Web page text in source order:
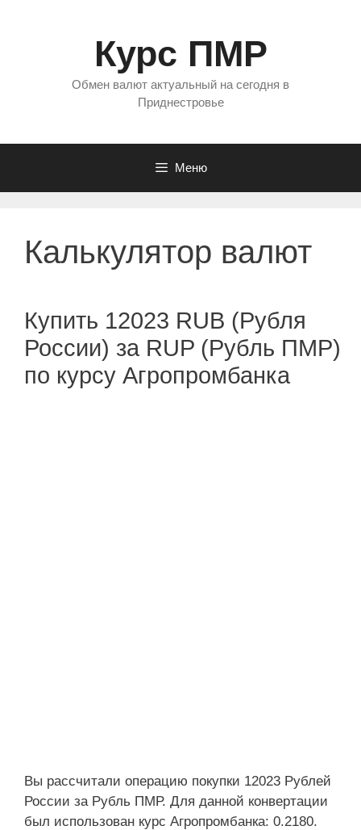
Курс ПМР
Обмен валют актуальный на сегодня в
Приднестровье
Меню
Калькулятор валют
Купить 12023 RUB (Рубля
России) за RUP (Рубль ПМР)
по курсу Агропромбанка
Вы рассчитали операцию покупки 12023 Рублей
России за Рубль ПМР. Для данной конвертации
был использован курс Агропромбанка: 0.2180.